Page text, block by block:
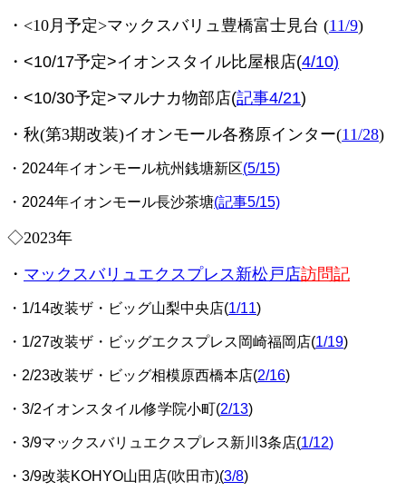
・<10月予定>マックスバリュ豊橋富士見台 (11/9)
・<10/17予定>イオンスタイル比屋根店(4/10)
・<10/30予定>マルナカ物部店(記事4/21)
・秋(第3期改装)イオンモール各務原インター(11/28)
・2024年イオンモール杭州銭塘新区(5/15)
・2024年イオンモール長沙茶塘(記事5/15)
◇2023年
・ マックスバリュエクスプレス新松戸店訪問記
・1/14改装ザ・ビッグ山梨中央店(1/11)
・1/27改装ザ・ビッグエクスプレス岡崎福岡店(1/19)
・2/23改装ザ・ビッグ相模原西橋本店(2/16)
・3/2イオンスタイル修学院小町(2/13)
・3/9マックスバリュエクスプレス新川3条店(1/12)
・3/9改装KOHYO山田店(吹田市)(3/8)